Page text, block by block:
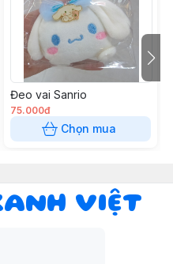
Đeo vai Sanrio
75.000đ
Chọn mua
VIỆT